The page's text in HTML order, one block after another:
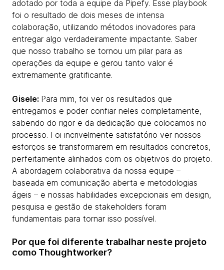
adotado por toda a equipe da Pipefy. Esse playbook
foi o resultado de dois meses de intensa
colaboração, utilizando métodos inovadores para
entregar algo verdadeiramente impactante. Saber
que nosso trabalho se tornou um pilar para as
operações da equipe e gerou tanto valor é
extremamente gratificante.
Gisele: Para mim, foi ver os resultados que
entregamos e poder confiar neles completamente,
sabendo do rigor e da dedicação que colocamos no
processo. Foi incrivelmente satisfatório ver nossos
esforços se transformarem em resultados concretos,
perfeitamente alinhados com os objetivos do projeto.
A abordagem colaborativa da nossa equipe –
baseada em comunicação aberta e metodologias
ágeis – e nossas habilidades excepcionais em design,
pesquisa e gestão de stakeholders foram
fundamentais para tornar isso possível.
Por que foi diferente trabalhar neste projeto
como Thoughtworker?